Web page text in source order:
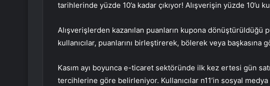
tarihlerinde yüzde 10’a kadar çıkıyor! Alışverişin yüzde 10’u
Alışverişlerden kazanılan puanların kupona dönüştürüldüğü
kullanıcılar, puanlarını birleştirerek, bölerek veya
Kasım ayı boyunca e-ticaret sektöründe ilk kez ertesi gün
tercihlerine göre belirleniyor. Kullanıcılar n11’in sosyal